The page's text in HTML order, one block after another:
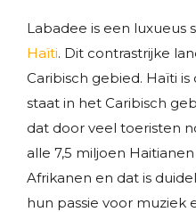
Labadee is een luxueus
Haïti. Dit contrastrijke
Caribisch gebied. Haïti
staat in het Caribisch
dat door veel toeristen
alle 7,5 miljoen
Afrikanen en dat is
hun passie voor muziek